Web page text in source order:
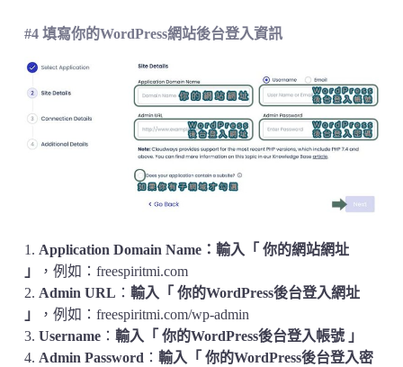
#4 填寫你的WordPress網站後台登入資訊
1. Application Domain Name：輸入「 你的網站網址
」
，例如：freespiritmi.com
2. Admin URL ： 輸入「 你的WordPress後台登入網址
」
，例如：freespiritmi.com/wp-admin
3. Username： 輸入「 你的WordPress後台登入帳號 」
4. Admin Password ： 輸入「 你的WordPress後台登入密